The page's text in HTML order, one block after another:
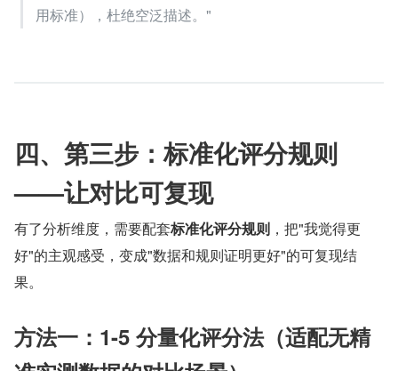
用标准），杜绝空泛描述。"
四、第三步：标准化评分规则
——让对比可复现
有了分析维度，需要配套标准化评分规则 ，把"我觉得更
好"的主观感受，变成"数据和规则证明更好"的可复现结
果。
方法一：1-5 分量化评分法（适配无精